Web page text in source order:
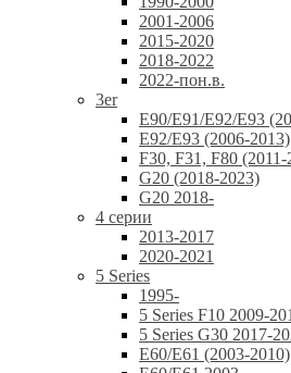
2001-2006
2015-2020
2018-2022
2022-пон.в.
3er
E90/E91/E92/E93
E92/E93 (2006-2013)
F30, F31, F80 (2011-
G20 (2018-2023)
G20 2018-
4 серии
2013-2017
2020-2021
5 Series
1995-
5 Series F10 2009-
5 Series G30 2017-
E60/E61 (2003-2010)